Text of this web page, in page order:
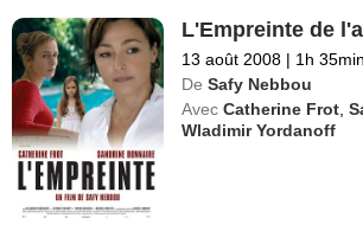
L'Empreinte de
13 août 2008 | 1h 35min
De Safy Nebbou
Avec Catherine Frot,
Wladimir Yordanoff